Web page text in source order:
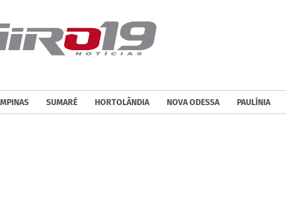
SUMARÉ HORTOLÂNDIA NOVA ODESSA PAULÍNIA